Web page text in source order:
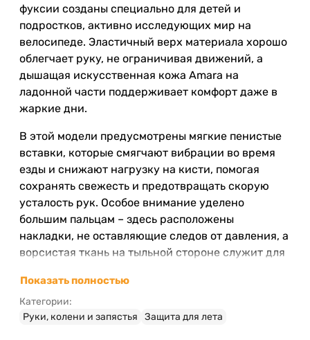
фуксии созданы специально для детей и
подростков, активно исследующих мир на
велосипеде. Эластичный верх материала хорошо
облегчает руку, не ограничивая движений, а
дышащая искусственная кожа Amara на
ладонной части поддерживает комфорт даже в
жаркие дни.
В этой модели предусмотрены мягкие пенистые
вставки, которые смягчают вибрации во время
езды и снижают нагрузку на кисти, помогая
сохранять свежесть и предотвращать скорую
усталость рук. Особое внимание уделено
большим пальцам – здесь расположены
накладки, не оставляющие следов от давления, а
ворсистая ткань на тыльной стороне служит для
Особенности велоперчаток
Показать полностью
Категории:
Руки, колени и запястья
Защита для лета